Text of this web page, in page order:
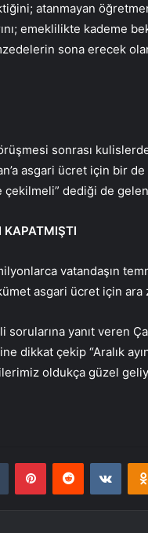
atanmayan
emeklilikte kademe
sona erecek
sonrası
asgari ücret için bir
dediği de
KAPATMIŞTI
vatandaşın
asgari ücret için ara
yanıt veren
dikkat çekip “Aralık
oldukça güzel
Tumblr PinterestReddit